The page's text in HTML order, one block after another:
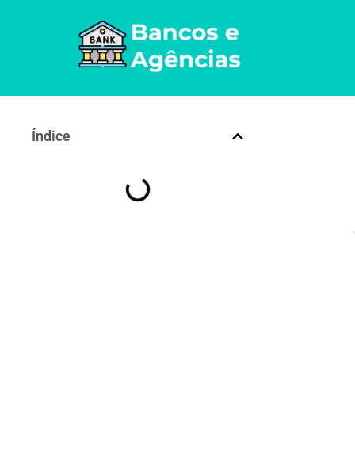
Índice